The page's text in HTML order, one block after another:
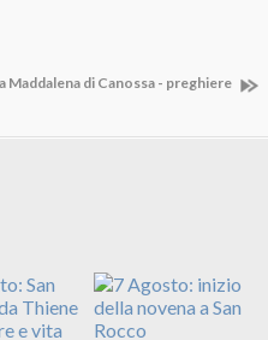
Maddalena di Canossa - preghiere